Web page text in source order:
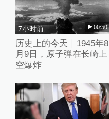
7小时前 00:50
历史上的今天｜1945年8
月9日，原子弹在长崎上
空爆炸